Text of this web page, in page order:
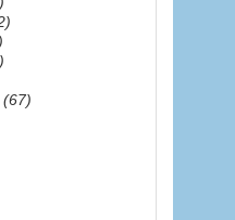
(67)